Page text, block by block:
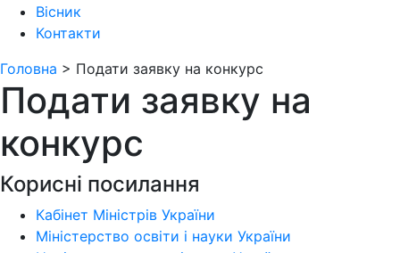
Вісник
Контакти
Головна > Подати заявку на конкурс
Подати заявку на
конкурс
Корисні посилання
Кабінет Міністрів України
Міністерство освіти і науки України